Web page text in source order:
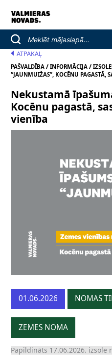
ATPAKAĻ
PAŠVALDĪBA /INFORMĀCIJA /
“JAUNMUIŽAS”, KOCĒNU PAGASTĀ,
Nekustamā
Kocēnu pagastā,
vienība
01.06.2026 NOMAS
ZEMES NOMA
Papildināts 17.06.2026. izsole